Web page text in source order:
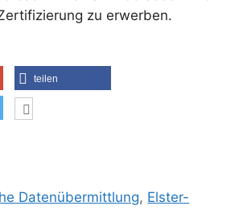
zu erwerben.
teilen
Datenübermittlung, Elster-